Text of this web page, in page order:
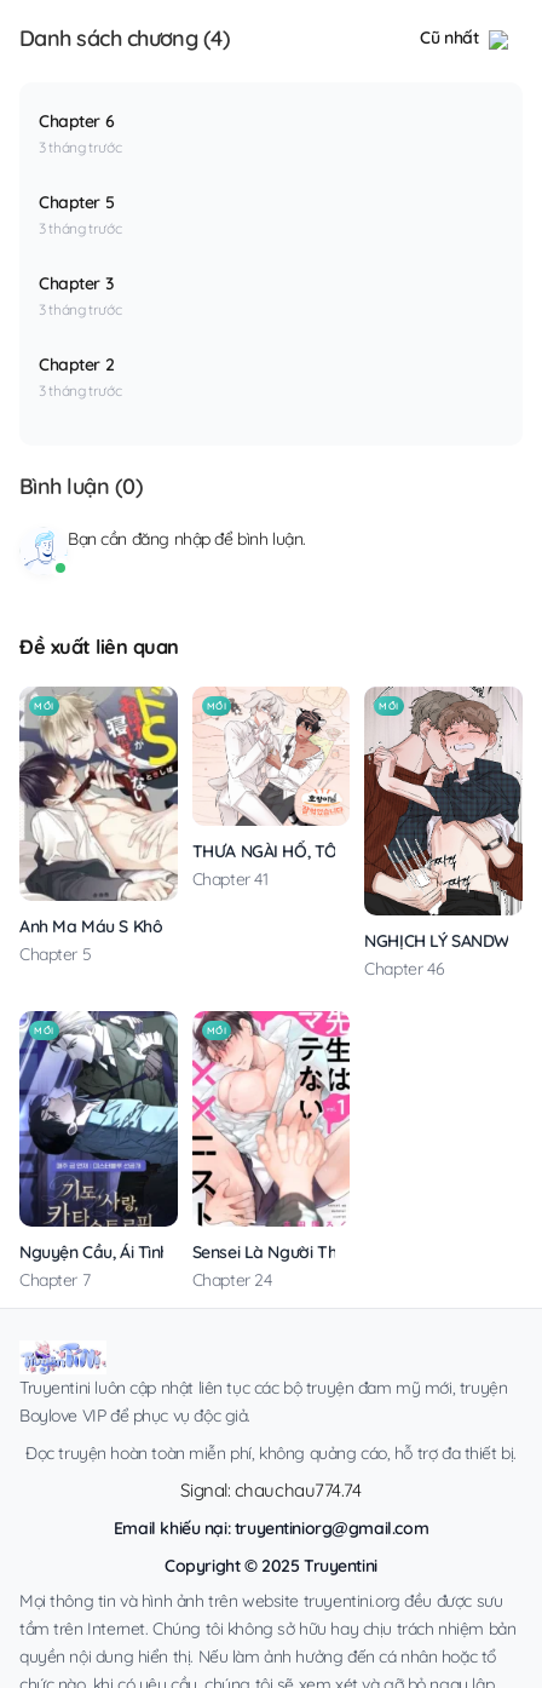
Danh sách chương (4) Cũ nhất
Chapter 6
3 tháng trước
Chapter 5
3 tháng trước
Chapter 3
3 tháng trước
Chapter 2
3 tháng trước
Bình luận (0)
Bạn cần đăng nhậpđể bình luận.
Đề xuất liên quan
MỚI
Anh Ma Máu S Không Cho Tôi Ngủ Yên
Chapter 5
MỚI
THƯA NGÀI HỔ, TÔI ĐÃ ĂN RẤT NGON MIỆNG
Chapter 41
MỚI
NGHỊCH LÝ SANDWICH
Chapter 46
MỚI
Nguyện Cầu, Ái Tình, Tai Ương
Chapter 7
MỚI
Sensei Là Người Thích Chơi Mông
Chapter 24
Truyentini luôn cập nhật liên tục các bộ truyện đam mỹ mới, truyện
Boylove VIP để phục vụ độc giả.
Đọc truyện hoàn toàn miễn phí, không quảng cáo, hỗ trợ đa thiết bị.
Signal: chauchau774.74
Email khiếu nại:truyentiniorg@gmail.com
Copyright © 2025 Truyentini
Mọi thông tin và hình ảnh trên website truyentini.org đều được sưu
tầm trên Internet. Chúng tôi không sở hữu hay chịu trách nhiệm bản
quyền nội dung hiển thị. Nếu làm ảnh hưởng đến cá nhân hoặc tổ